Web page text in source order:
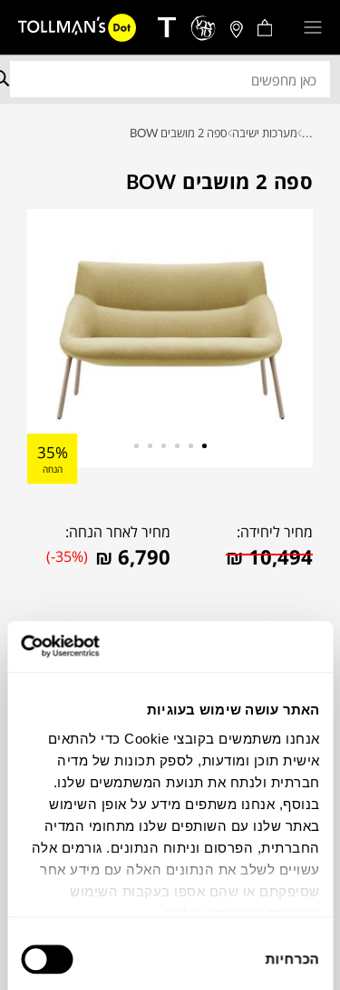
האתר עושה שימוש בעוגיות
אנחנו משתמשים בקובצי Cookie כדי להתאים
אישית תוכן ומודעות, לספק תכונות של מדיה
חברתית ולנתח את תנועת המשתמשים שלנו.
בנוסף, אנחנו משתפים מידע על אופן השימוש
באתר שלנו עם השותפים שלנו מתחומי המדיה
החברתית, הפרסום וניתוח הנתונים. גורמים אלה
עשויים לשלב את הנתונים האלה עם מידע אחר
שסיפקתם או שהם אספו בעקבות השימוש
הסכמה
הכרחיות
... מערכות ישיבה ספה 2 מושבים BOW
ספה 2 מושבים BOW
35%
הנחה
מחיר ליחידה:
₪10,494
מחיר לאחר הנחה:
₪ 6,790
(-35%)
להדמיית AI Design
תוכלו למצוא אותי ב:
הספרדי
, בעיצוב מזמין ופרקטי,